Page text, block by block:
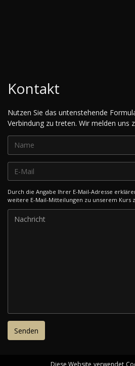
Kontakt
Nutzen Sie das untenstehende
Verbindung zu treten. Wir melden uns
Durch die Angabe Ihrer E-Mail-Adresse
weitere E-Mail-Mitteilungen zu unserem Kurs
Diese Website verwendet